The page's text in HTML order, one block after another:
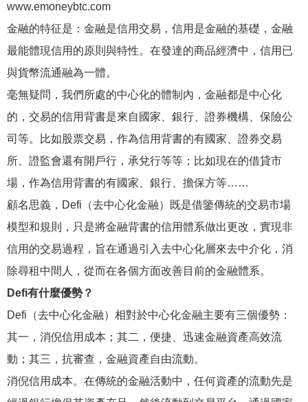
www.emoneybtc.com
金融的特征是：金融是信用交易，信用是金融的基礎，金融
最能體現信用的原則與特性。在發達的商品經濟中，信用已
與貨幣流通融為一體。
毫無疑問，我們所處的中心化的體制內，金融都是中心化
的，交易的信用背書是來自國家、銀行、證券機構、保險公
司等。比如股票交易，作為信用背書的有國家、證券交易
所、證監會還有開戶行，承兌行等等；比如現在的借貸市
場，作為信用背書的有國家、銀行、擔保方等……
顧名思義，Defi（去中心化金融）既是借鑒傳統的交易市場
模型和規則，只是將金融背書的信用體系做出更改，實現非
信用的交易過程，旨在通過引入去中心化層來去中介化，消
除尋租中間人，從而在各個方面改善目前的金融體系。
Defi有什麼優勢？
Defi（去中心化金融）相對於中心化金融主要有三個優勢：
其一，消倪信用成本；其二，便捷、迅速金融資產高效流
動；其三，抗審查，金融資產自由流動。
消倪信用成本。在傳統的金融活動中，任何資產的流動先是